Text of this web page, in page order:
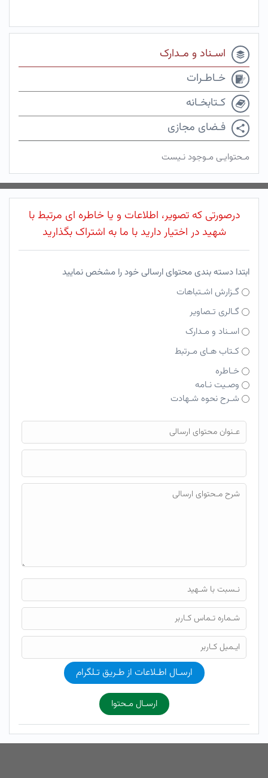
اسـناد و مـدارک
خـاطـرات
کـتابخـانه
فـضای مجازی
مـحتوایـی مـوجود نـیست
درصورتی که تصویر، اطلاعات و یا خاطره ای مرتبط با
شهید در اختیار دارید با ما به اشتراک بگذارید
ابتدا دسته بندی محتوای ارسالی خود را مشخص نمایید
گـزارش اشـتباهات
گـالری تـصاویر
اسـناد و مـدارک
کـتاب هـای مـرتبط
خـاطره
وصـیت نـامه
شـرح نحوه شـهادت
فایل محتوای ارسالی
ارسـال اطـلاعات از طـریق تـلگرام
ارسـال مـحتوا